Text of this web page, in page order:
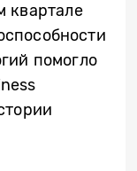
квартале
помогло